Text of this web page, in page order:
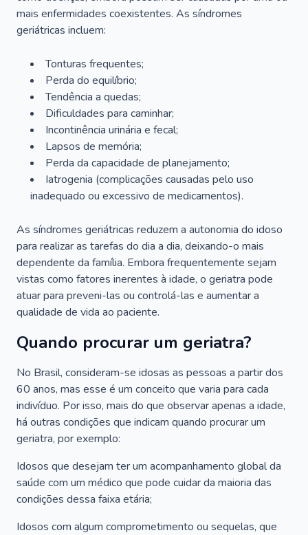
mais enfermidades coexistentes. As síndromes
geriátricas incluem:
Tonturas frequentes;
Perda do equilíbrio;
Tendência a quedas;
Dificuldades para caminhar;
Incontinência urinária e fecal;
Lapsos de memória;
Perda da capacidade de planejamento;
Iatrogenia (complicações causadas pelo uso
inadequado ou excessivo de medicamentos).
As síndromes geriátricas reduzem a autonomia do idoso
para realizar as tarefas do dia a dia, deixando-o mais
dependente da família. Embora frequentemente sejam
vistas como fatores inerentes à idade, o geriatra pode
atuar para preveni-las ou controlá-las e aumentar a
qualidade de vida ao paciente.
Quando procurar um geriatra?
No Brasil, consideram-se idosas as pessoas a partir dos
60 anos, mas esse é um conceito que varia para cada
indivíduo. Por isso, mais do que observar apenas a idade,
há outras condições que indicam quando procurar um
geriatra, por exemplo:
Idosos que desejam ter um acompanhamento global da
saúde com um médico que pode cuidar da maioria das
condições dessa faixa etária;
Idosos com algum comprometimento ou sequelas, que